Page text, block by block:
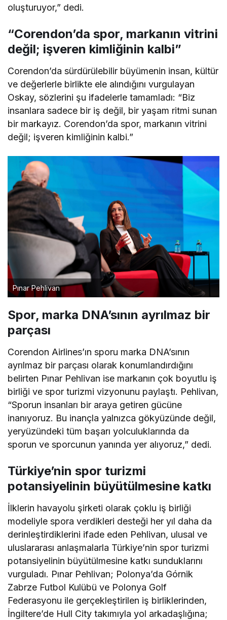
oluşturuyor,” dedi.
“Corendon’da spor, markanın vitrini
değil; işveren kimliğinin kalbi”
Corendon’da sürdürülebilir büyümenin insan, kültür
ve değerlerle birlikte ele alındığını vurgulayan
Oskay, sözlerini şu ifadelerle tamamladı: “Biz
insanlara sadece bir iş değil, bir yaşam ritmi sunan
bir markayız. Corendon’da spor, markanın vitrini
değil; işveren kimliğinin kalbi.”
Pınar Pehlivan
Spor, marka DNA’sının ayrılmaz bir
parçası
Corendon Airlines’ın sporu marka DNA’sının
ayrılmaz bir parçası olarak konumlandırdığını
belirten Pınar Pehlivan ise markanın çok boyutlu iş
birliği ve spor turizmi vizyonunu paylaştı. Pehlivan,
“Sporun insanları bir araya getiren gücüne
inanıyoruz. Bu inançla yalnızca gökyüzünde değil,
yeryüzündeki tüm başarı yolculuklarında da
sporun ve sporcunun yanında yer alıyoruz,” dedi.
Türkiye’nin spor turizmi
potansiyelinin büyütülmesine katkı
İlklerin havayolu şirketi olarak çoklu iş birliği
modeliyle spora verdikleri desteği her yıl daha da
derinleştirdiklerini ifade eden Pehlivan, ulusal ve
uluslararası anlaşmalarla Türkiye’nin spor turizmi
potansiyelinin büyütülmesine katkı sunduklarını
vurguladı. Pınar Pehlivan; Polonya’da Górnik
Zabrze Futbol Kulübü ve Polonya Golf
Federasyonu ile gerçekleştirilen iş birliklerinden,
İngiltere’de Hull City takımıyla yol arkadaşlığına;